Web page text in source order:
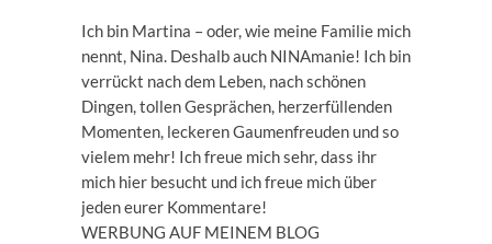
Ich bin Martina – oder, wie meine Familie mich
nennt, Nina. Deshalb auch NINAmanie! Ich bin
verrückt nach dem Leben, nach schönen
Dingen, tollen Gesprächen, herzerfüllenden
Momenten, leckeren Gaumenfreuden und so
vielem mehr! Ich freue mich sehr, dass ihr
mich hier besucht und ich freue mich über
jeden eurer Kommentare!
WERBUNG AUF MEINEM BLOG